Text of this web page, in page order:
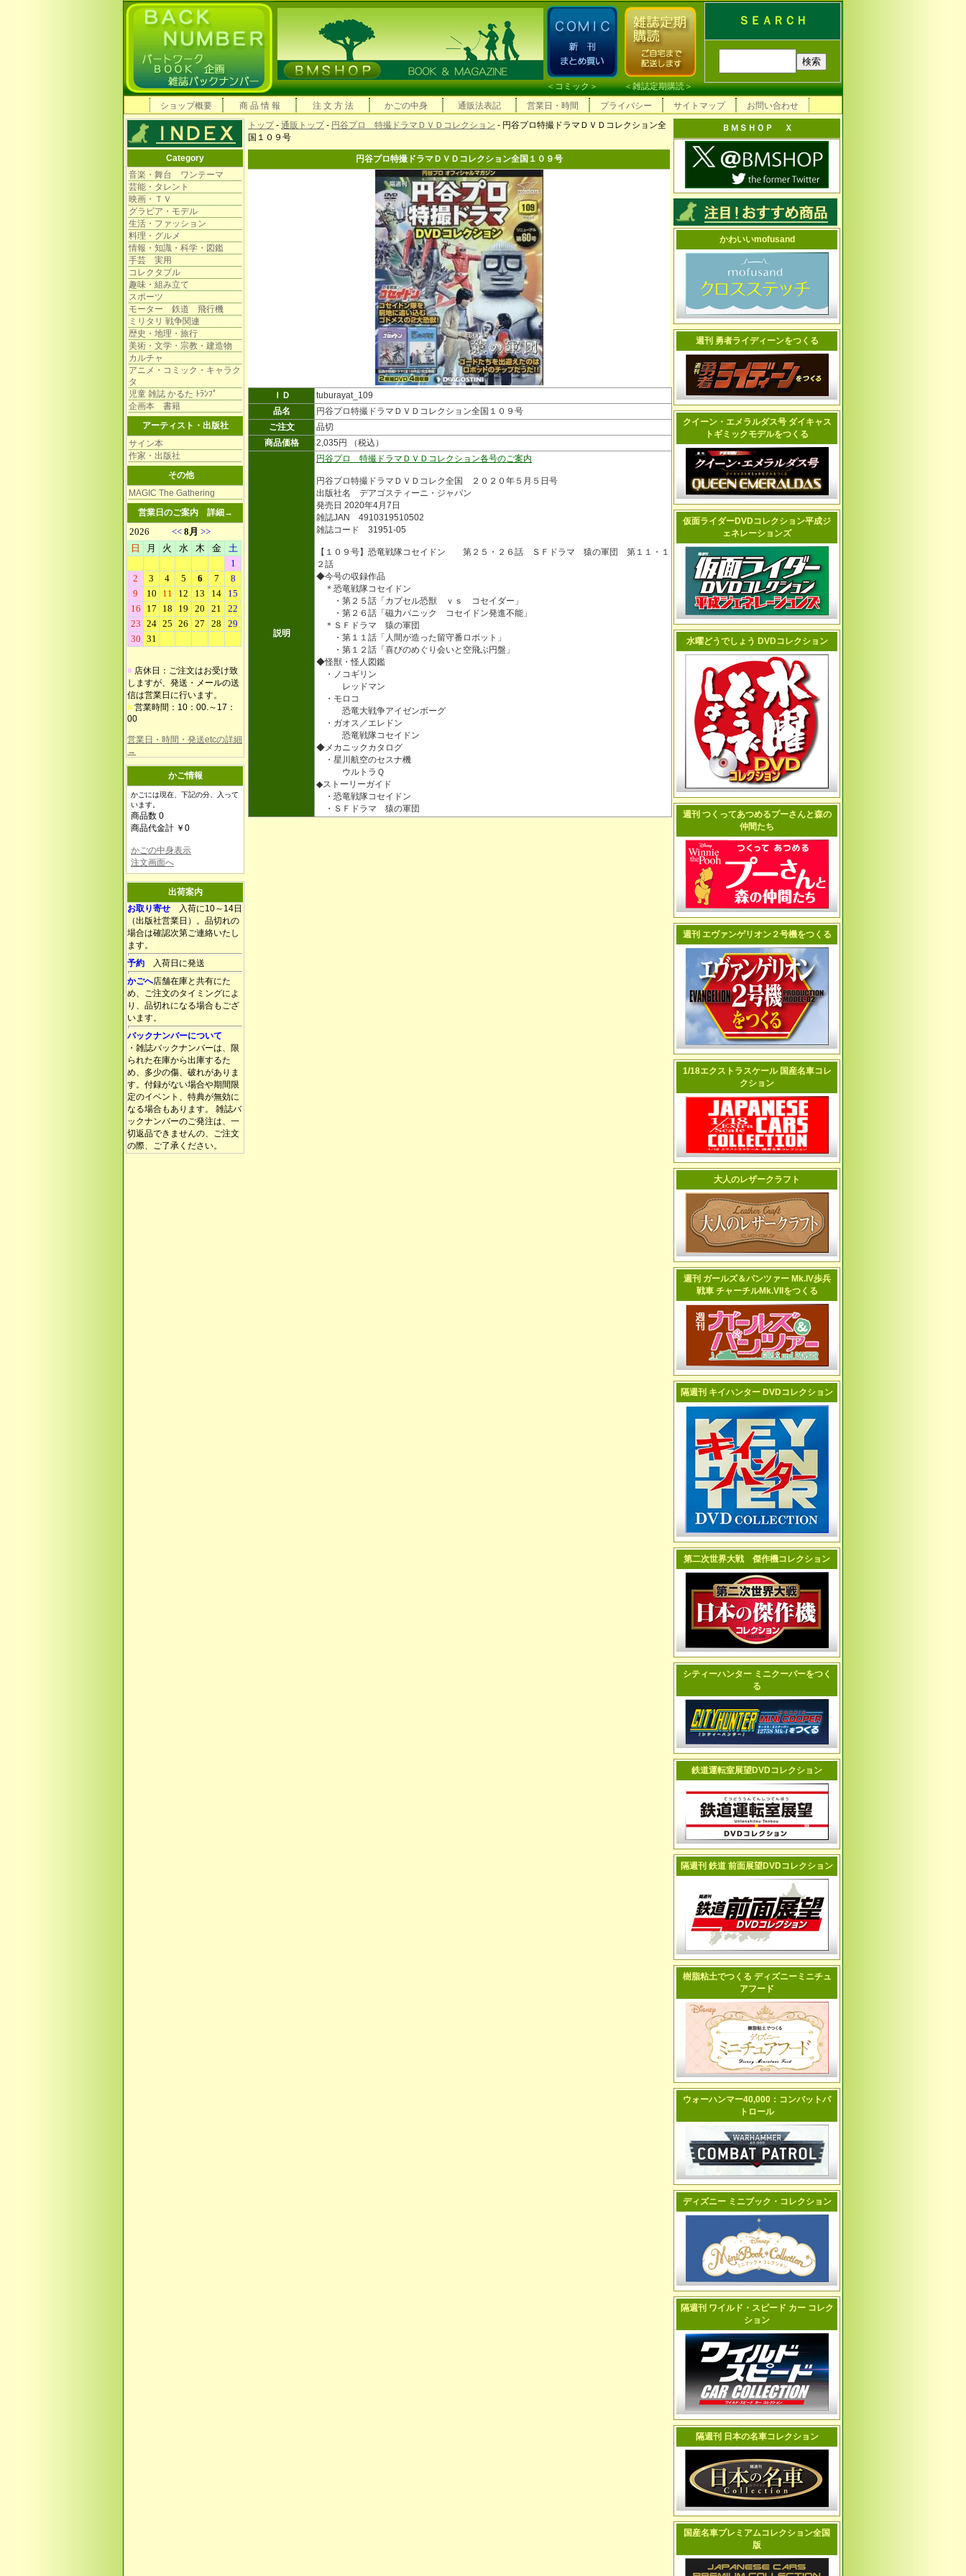
ＳＥＡＲＣＨ
＜コミック＞ ＜雑誌定期購読＞
ショップ概要
商 品 情 報 注 文 方 法 かごの中身 通販法表記 営業日・時間 プライバシー サイトマップ お問い合わせ
Category
音楽・舞台 ワンテーマ
芸能・タレント
映画・ＴＶ
グラビア・モデル
生活・ファッション
料理・グルメ
情報・知識・科学・図鑑
手芸 実用
コレクタブル
趣味・組み立て
スポーツ
モーター 鉄道 飛行機
ミリタリ 戦争関連
歴史・地理・旅行
美術・文学・宗教・建造物
カルチャ
アニメ・コミック・キャラク
タ
児童 雑誌 かるた ﾄﾗﾝﾌﾟ
企画本 書籍
アーティスト・出版社
サイン本
作家・出版社
その他
MAGIC The Gathering
営業日のご案内 詳細→
■ 店休日：ご注文はお受け致
しますが、発送・メールの送
信は営業日に行います。
■ 営業時間：10：00.～17：
00
営業日・時間・発送etcの詳細
→
かご情報
かごには現在、下記の分、入って
います。
商品数 0
商品代金計 ￥0
かごの中身表示
注文画面へ
出荷案内
お取り寄せ 入荷に10～14日
（出版社営業日）。品切れの
場合は確認次第ご連絡いたし
ます。
予約 入荷日に発送
かごへ店舗在庫と共有にた
め、ご注文のタイミングによ
り、品切れになる場合もござ
います。
バックナンバーについて
・雑誌バックナンバーは、限
られた在庫から出庫するた
め、多少の傷、破れがありま
す。付録がない場合や期間限
定のイベント、特典が無効に
なる場合もあります。 雑誌バ
ックナンバーのご発注は、一
切返品できませんの、ご注文
の際、ご了承ください。
トップ- 通販トップ- 円谷プロ 特撮ドラマＤＶＤコレクション - 円谷プロ特撮ドラマＤＶＤコレクション全
国１０９号
円谷プロ特撮ドラマＤＶＤコレクション全国１０９号
ＩＤ
tuburayat_109
品名
円谷プロ特撮ドラマＤＶＤコレクション全国１０９号
ご注文
品切
商品価格
2,035円 （税込）
説明
円谷プロ 特撮ドラマＤＶＤコレクション各号のご案内
円谷プロ特撮ドラマＤＶＤコレク全国 ２０２０年５月５日号
出版社名 デアゴスティーニ・ジャパン
発売日 2020年4月7日
雑誌JAN 4910319510502
雑誌コード 31951-05
【１０９号】恐竜戦隊コセイドン 第２５・２６話 ＳＦドラマ 猿の軍団 第１１・１
２話
◆今号の収録作品
＊恐竜戦隊コセイドン
・第２５話「カプセル恐獣 ｖｓ コセイダー」
・第２６話「磁力パニック コセイドン発進不能」
＊ＳＦドラマ 猿の軍団
・第１１話「人間が造った留守番ロボット」
・第１２話「喜びのめぐり会いと空飛ぶ円盤」
◆怪獣・怪人図鑑
・ノコギリン
レッドマン
・モロコ
恐竜大戦争アイゼンボーグ
・ガオス／エレドン
恐竜戦隊コセイドン
◆メカニックカタログ
・星川航空のセスナ機
ウルトラＱ
◆ストーリーガイド
・恐竜戦隊コセイドン
・ＳＦドラマ 猿の軍団
ＢＭＳＨＯＰ Ｘ
かわいいmofusand
週刊 勇者ライディーンをつくる
クイーン・エメラルダス号 ダイキャス
トギミックモデルをつくる
仮面ライダーDVDコレクション平成ジ
ェネレーションズ
水曜どうでしょう DVDコレクション
週刊 つくってあつめるプーさんと森の
仲間たち
週刊 エヴァンゲリオン２号機をつくる
1/18エクストラスケール 国産名車コレ
クション
大人のレザークラフト
週刊 ガールズ＆パンツァー Mk.IV歩兵
戦車 チャーチルMk.VIIをつくる
隔週刊 キイハンター DVDコレクション
第二次世界大戦 傑作機コレクション
シティーハンター ミニクーパーをつく
る
鉄道運転室展望DVDコレクション
隔週刊 鉄道 前面展望DVDコレクション
樹脂粘土でつくる ディズニーミニチュ
アフード
ウォーハンマー40,000：コンバットパ
トロール
ディズニー ミニブック・コレクション
隔週刊 ワイルド・スピード カー コレク
ション
隔週刊 日本の名車コレクション
国産名車プレミアムコレクション全国
版